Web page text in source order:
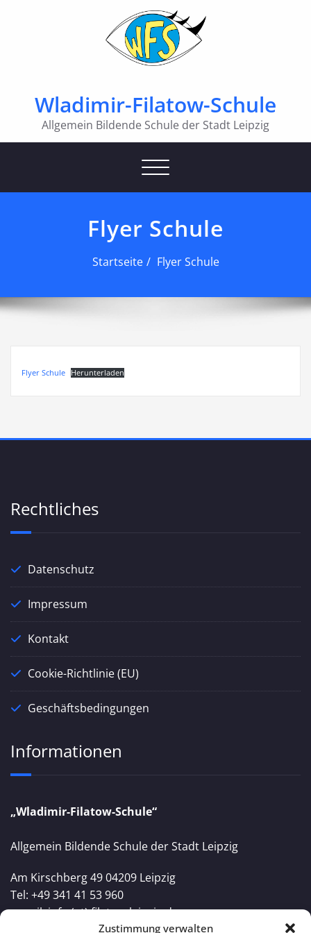
Zustimmung verwalten
Wladimir-Filatow-Schule
Allgemein Bildende Schule der Stadt Leipzig
Schalte Navigation
Flyer Schule
Startseite Flyer Schule
Flyer Schule Herunterladen
Rechtliches
Datenschutz
Impressum
Kontakt
Cookie-Richtlinie (EU)
Geschäftsbedingungen
Informationen
„Wladimir-Filatow-Schule“
Allgemein Bildende Schule der Stadt Leipzig
Am Kirschberg 49 04209 Leipzig
Tel: +49 341 41 53 960
e-mail: info (at) filatow-leipzig.de